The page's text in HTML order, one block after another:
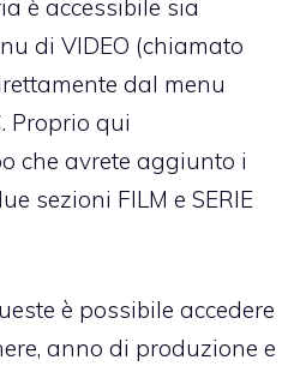
è accessibile sia
di VIDEO (chiamato
dal menu
Proprio qui
che avrete aggiunto i
sezioni FILM e SERIE
è possibile accedere
anno di produzione e